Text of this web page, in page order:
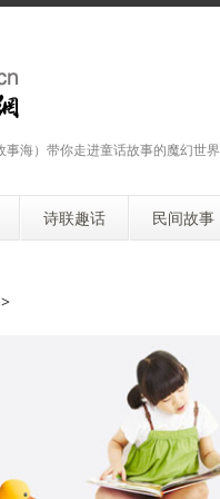
海）带你走进童话故事的魔幻世界
诗联趣话 民间故事
>